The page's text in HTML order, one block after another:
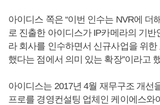
아이디스 쪽은 “이번 인수는 NVR에 더
로 진출한 아이디스가 IP카메라의 기반
라 회사를 인수하면서 신규사업을 위한
했다는 점에서 의미 있는 확장”이라고
아이디스는 2017년 4월 재무구조 개선
프로를 경영컨설팅 업체인 케이에스와